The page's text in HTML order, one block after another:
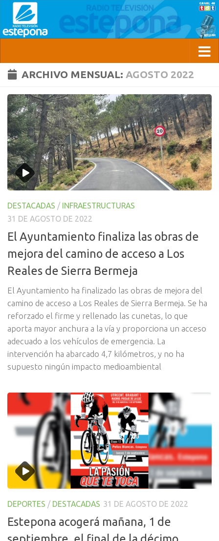
ARCHIVO MENSUAL: AGOSTO 2022
DESTACADAS / INFRAESTRUCTURAS
31 DE AGOSTO DE 2022
El Ayuntamiento finaliza las obras de
mejora del camino de acceso a Los
Reales de Sierra Bermeja
El Ayuntamiento ha finalizado las obras de mejora del
camino de acceso a Los Reales de Sierra Bermeja. Se ha
reforzado el firme y rellenado las cunetas, lo que
aporta mayor anchura a la vía y proporciona un acceso
adecuado a los vehículos de emergencia. La
intervención ha abarcado 4,7 kilómetros, y no ha
supuesto ningún impacto medioambiental
DEPORTES / DESTACADAS 31 DE AGOSTO DE 2022
Estepona acogerá mañana, 1 de
septiembre, el final de la décimo